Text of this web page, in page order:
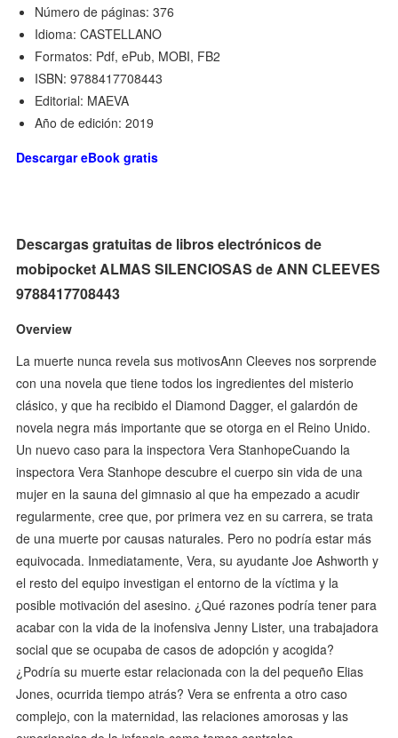
Número de páginas: 376
Idioma: CASTELLANO
Formatos: Pdf, ePub, MOBI, FB2
ISBN: 9788417708443
Editorial: MAEVA
Año de edición: 2019
Descargar eBook gratis
Descargas gratuitas de libros electrónicos de
mobipocket ALMAS SILENCIOSAS de ANN CLEEVES
9788417708443
Overview
La muerte nunca revela sus motivosAnn Cleeves nos sorprende
con una novela que tiene todos los ingredientes del misterio
clásico, y que ha recibido el Diamond Dagger, el galardón de
novela negra más importante que se otorga en el Reino Unido.
Un nuevo caso para la inspectora Vera StanhopeCuando la
inspectora Vera Stanhope descubre el cuerpo sin vida de una
mujer en la sauna del gimnasio al que ha empezado a acudir
regularmente, cree que, por primera vez en su carrera, se trata
de una muerte por causas naturales. Pero no podría estar más
equivocada. Inmediatamente, Vera, su ayudante Joe Ashworth y
el resto del equipo investigan el entorno de la víctima y la
posible motivación del asesino. ¿Qué razones podría tener para
acabar con la vida de la inofensiva Jenny Lister, una trabajadora
social que se ocupaba de casos de adopción y acogida?
¿Podría su muerte estar relacionada con la del pequeño Elias
Jones, ocurrida tiempo atrás? Vera se enfrenta a otro caso
complejo, con la maternidad, las relaciones amorosas y las